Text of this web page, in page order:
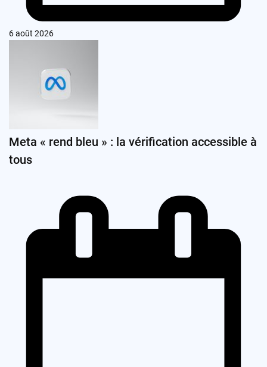
6 août 2026
Meta « rend bleu » : la vérification accessible à
tous